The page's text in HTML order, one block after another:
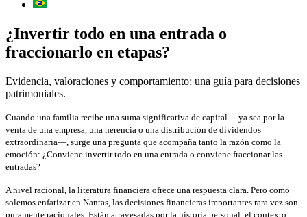
¿Invertir todo en una entrada o
fraccionarlo en etapas?
Evidencia, valoraciones y comportamiento: una guía para decisiones
patrimoniales.
Cuando una familia recibe una suma significativa de capital —ya sea por la
venta de una empresa, una herencia o una distribución de dividendos
extraordinaria—, surge una pregunta que acompaña tanto la razón como la
emoción: ¿Conviene invertir todo en una entrada o conviene fraccionar las
entradas?
A nivel racional, la literatura financiera ofrece una respuesta clara. Pero como
solemos enfatizar en Nantas, las decisiones financieras importantes rara vez son
puramente racionales. Están atravesadas por la historia personal, el contexto